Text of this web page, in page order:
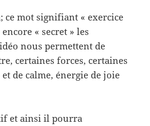
ce mot signifiant « exercice
« secret » les
nous permettent de
certaines forces, certaines
de calme, énergie de joie
et ainsi il pourra